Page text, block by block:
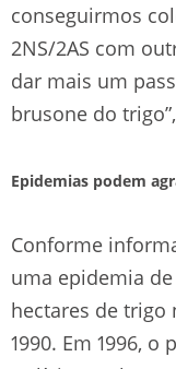
conseguirmos
2NS/2AS com
dar mais um
brusone do
Epidemias podem
Conforme
uma epidemia
hectares de trigo
1990. Em 1996,